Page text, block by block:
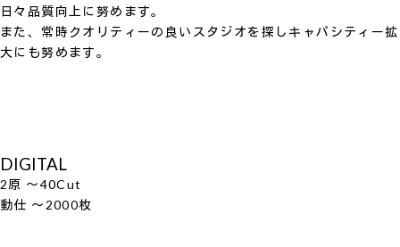
日々品質向上に努めます。
また、常時クオリティーの良いスタジオを探しキャパシティー拡
大にも努めます。
DIGITAL
2原 ～40Cut
動仕 ～2000枚